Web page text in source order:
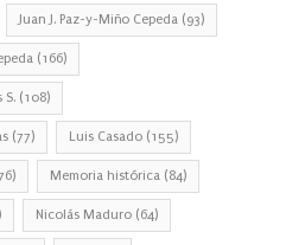
Juan J. Paz-y-Miño Cepeda (93)
(166)
S. (108)
(77) Luis Casado (155)
Memoria histórica (84)
Nicolás Maduro (64)